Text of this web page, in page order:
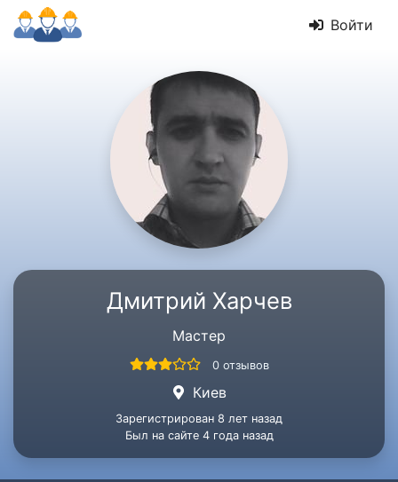
Войти
Дмитрий Харчев
Мастер
0 отзывов
Киев
Зарегистрирован 8 лет назад
Был на сайте 4 года назад